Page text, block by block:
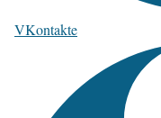
VKontakte